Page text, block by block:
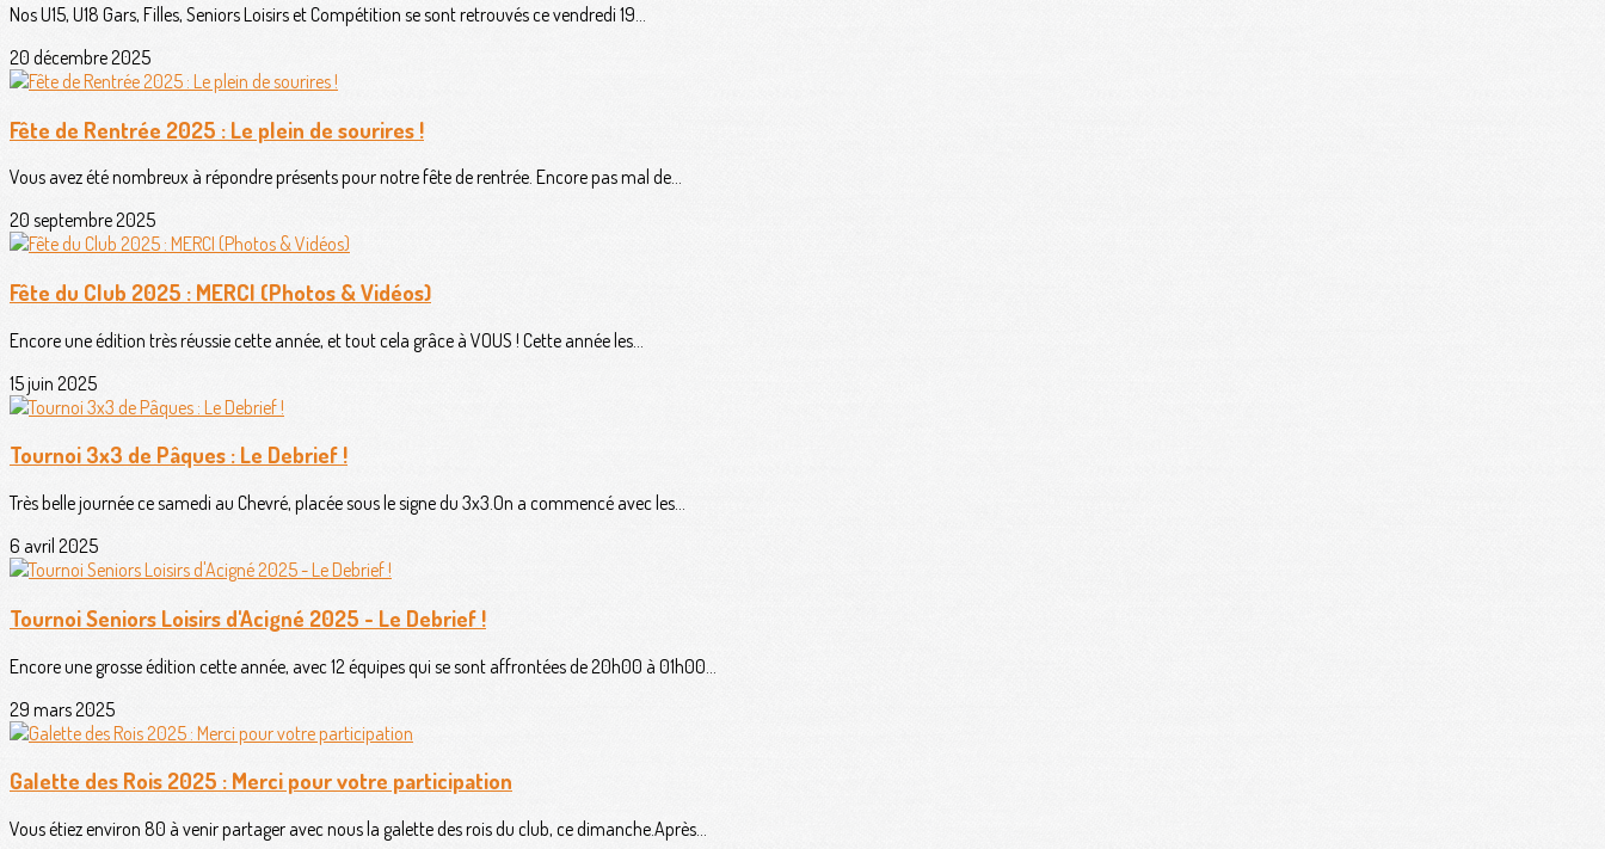
Nos U15, U18 Gars, Filles, Seniors Loisirs et Compétition se sont retrouvés ce vendredi 19...
20 décembre 2025
Fête de Rentrée 2025 : Le plein de sourires !
Vous avez été nombreux à répondre présents pour notre fête de rentrée. Encore pas mal de...
20 septembre 2025
Fête du Club 2025 : MERCI (Photos & Vidéos)
Encore une édition très réussie cette année, et tout cela grâce à VOUS ! Cette année les...
15 juin 2025
Tournoi 3x3 de Pâques : Le Debrief !
Très belle journée ce samedi au Chevré, placée sous le signe du 3x3.On a commencé avec les...
6 avril 2025
Tournoi Seniors Loisirs d'Acigné 2025 - Le Debrief !
Encore une grosse édition cette année, avec 12 équipes qui se sont affrontées de 20h00 à 01h00...
29 mars 2025
Galette des Rois 2025 : Merci pour votre participation
Vous étiez environ 80 à venir partager avec nous la galette des rois du club, ce dimanche.Après...